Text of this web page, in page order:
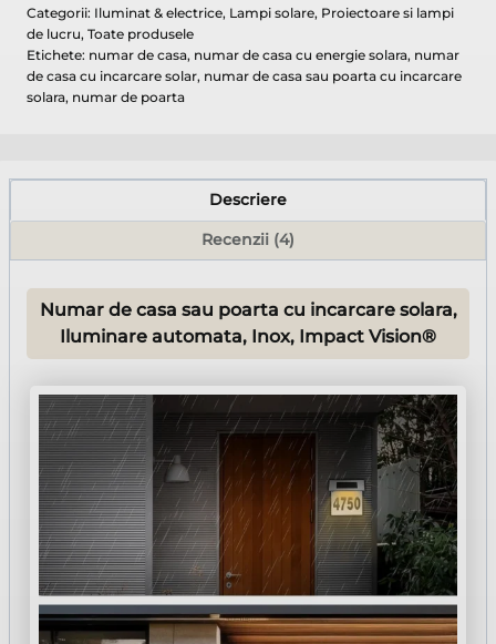
Categorii: Iluminat & electrice, Lampi solare, Proiectoare si lampi
de lucru, Toate produsele
Etichete: numar de casa, numar de casa cu energie solara, numar
de casa cu incarcare solar, numar de casa sau poarta cu incarcare
solara, numar de poarta
Descriere
Recenzii (4)
Numar de casa sau poarta cu incarcare solara,
Iluminare automata, Inox, Impact Vision®